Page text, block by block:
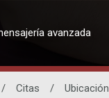
avanzada
/ Citas / Ubicación